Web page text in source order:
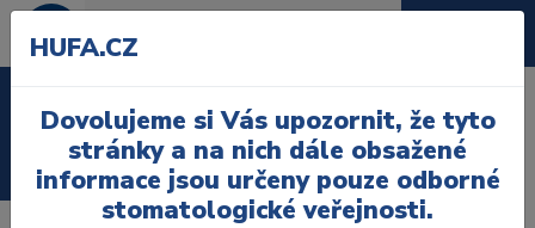
Ordinace
HUFA.CZ
Dovolujeme si Vás upozornit, že tyto
stránky a na nich dále obsažené
informace jsou určeny pouze odborné
stomatologické veřejnosti.